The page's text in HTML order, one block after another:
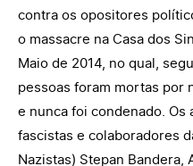
contra os opositores
o massacre na Casa dos
Maio de 2014, no qual,
pessoas foram mortas por
e nunca foi condenado. Os
fascistas e colaboradores
Nazistas) Stepan Bandera,